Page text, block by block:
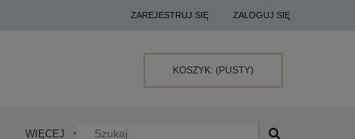
ZAREJESTRUJ SIĘ ZALOGUJ SIĘ
KOSZYK: (PUSTY)
WIĘCEJ